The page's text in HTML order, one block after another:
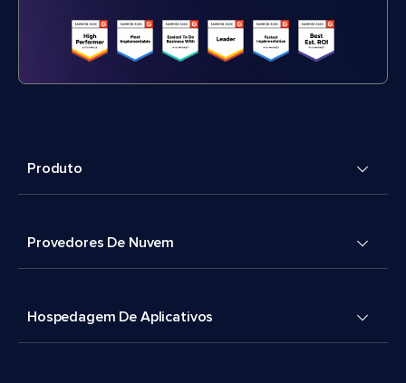
Produto
Provedores De Nuvem
Hospedagem De Aplicativos